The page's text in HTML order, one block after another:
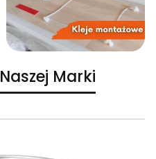
Marki